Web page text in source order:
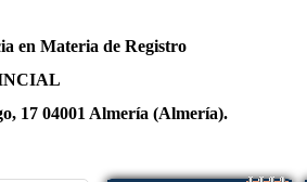
en Materia de Registro
17 04001 Almería (Almería).